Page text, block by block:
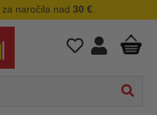
za naročila nad 30 €